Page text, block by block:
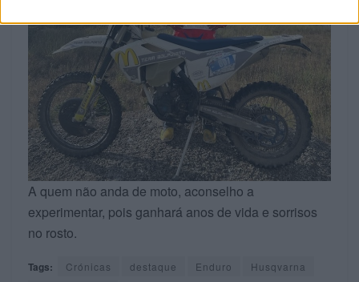
A quem não anda de moto, aconselho a
experimentar, pois ganhará anos de vida e sorrisos
no rosto.
Tags: Crónicas destaque Enduro
Husqvarna